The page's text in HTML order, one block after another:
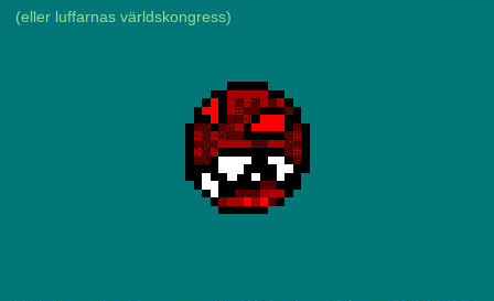
(eller luffarnas världskongress)